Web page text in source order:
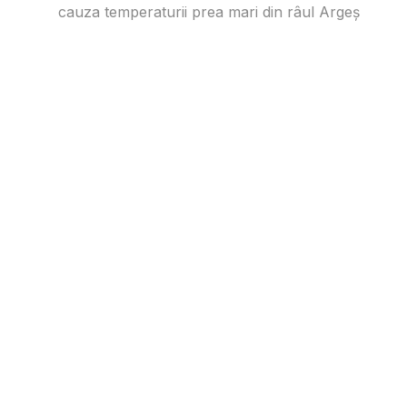
cauza temperaturii prea mari din râul Argeș